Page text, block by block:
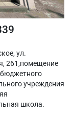
ул.
261,помещение
учреждения
школа.